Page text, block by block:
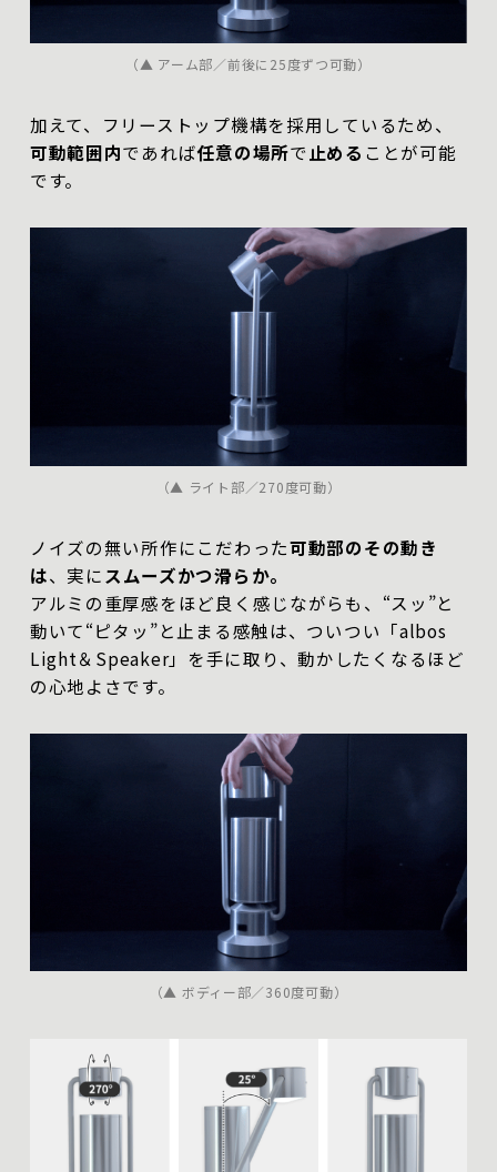
（▲ アーム部／前後に25度ずつ可動）
加えて、フリーストップ機構を採用しているため、
可動範囲内であれば任意の場所で 止める ことが可能
です。
（▲ ライト部／270度可動）
ノイズの無い所作にこだわった可動部のその動き
は、実に スムーズかつ滑らか。
アルミの重厚感をほど良く感じながらも、“スッ”と
動いて“ピタッ”と止まる感触は、ついつい「albos
Light＆Speaker」を手に取り、動かしたくなるほど
の心地よさです。
（▲ ボディー部／360度可動）